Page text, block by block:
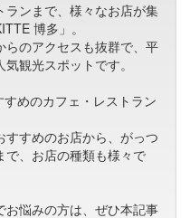
ランまで、様々なお店が集
博多」。
らのアクセスも抜群で、平
観光スポットです。
めのカフェ・レストラン
すめのお店から、がっつ
で、お店の種類も様々で
悩みの方は、ぜひ本記事